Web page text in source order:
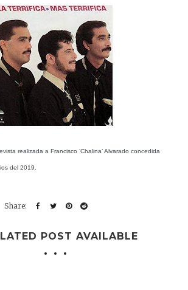
realizada a Francisco ‘Chalina’ Alvarado concedida
del 2019.
POST AVAILABLE